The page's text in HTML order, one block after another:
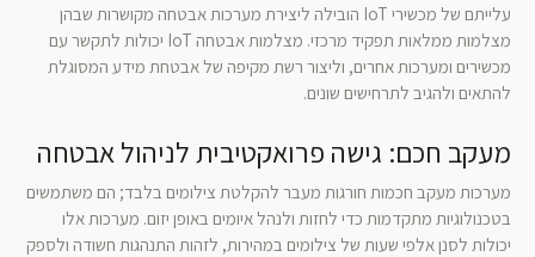
עלייתם של מכשירי IoT הובילה ליצירת מערכות אבטחה מקושרות שבהן
מצלמות ממלאות תפקיד מרכזי. מצלמות אבטחה IoT יכולות לתקשר עם
מכשירים ומערכות אחרים, וליצור רשת מקיפה של אבטחת מידע המסוגלת
להתאים ולהגיב לתרחישים שונים.
מעקב חכם: גישה פרואקטיבית לניהול אבטחה
מערכות מעקב חכמות חורגות מעבר להקלטת צילומים בלבד; הם משתמשים
בטכנולוגיות מתקדמות כדי לחזות ולנהל איומים באופן יזום. מערכות אלו
יכולות לסנן אלפי שעות של צילומים במהירות, לזהות התנהגות חשודה ולספק